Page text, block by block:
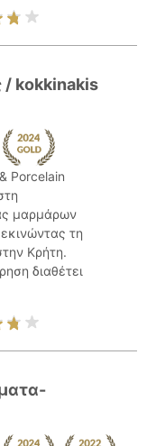
kokkinakis
Porcelain
μαρμάρων
τη
Κρήτη.
διαθέτει